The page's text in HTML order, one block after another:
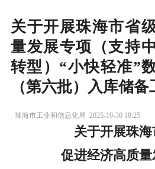
关于开展珠海市省
量发展专项（支持
转型）“小快轻准”
（第六批）入库储
珠海市工业和信息化局 2025-10-30 18:25
关于开展珠
促进经济高质